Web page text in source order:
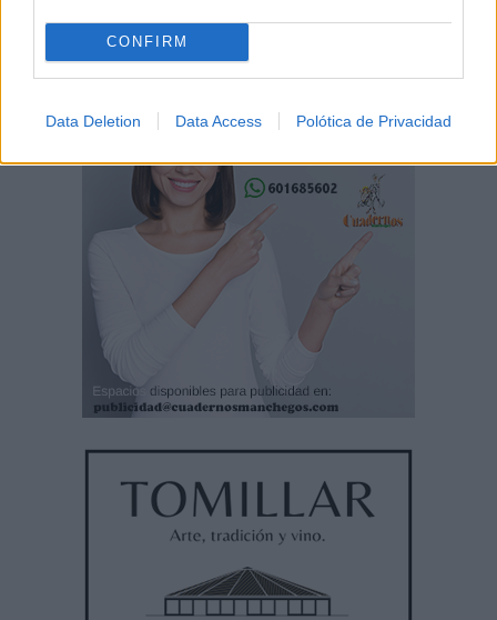
CONFIRM
Data Deletion Data Access Polótica de Privacidad